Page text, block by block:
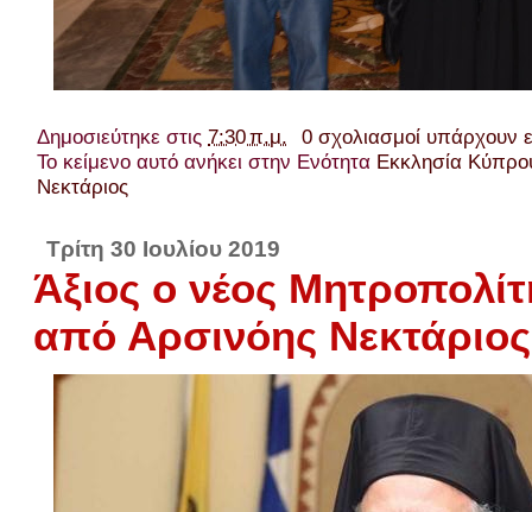
Δημοσιεύτηκε στις7:30 π.μ.
0 σχολιασμοί υπάρχουν
Το κείμενο αυτό ανήκει στην Ενότητα Εκκλησία
Νεκτάριος
Τρίτη 30 Ιουλίου 2019
Άξιος ο νέος
από Αρσινόης